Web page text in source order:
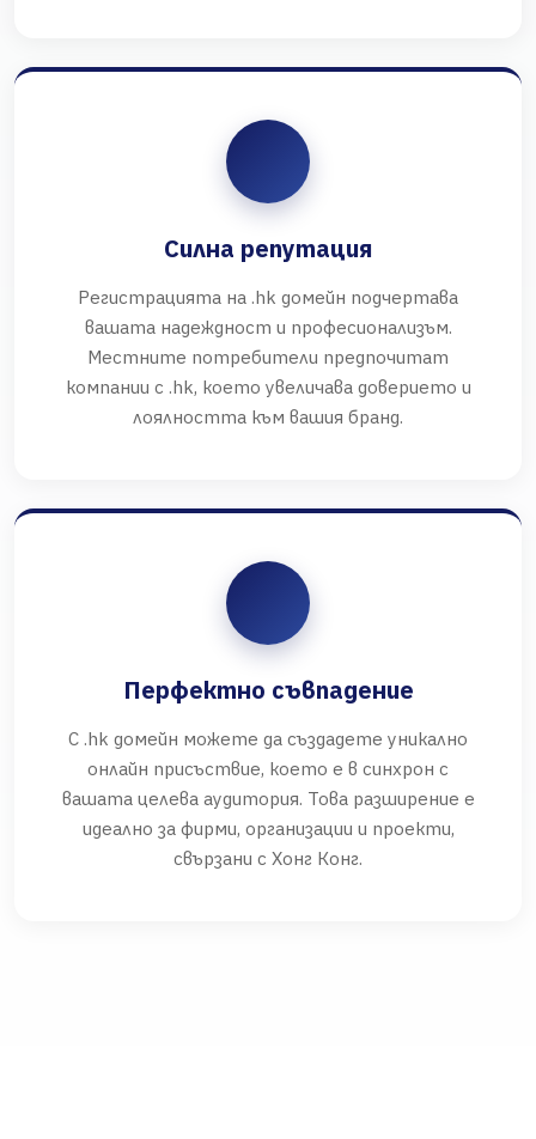
Силна репутация
Регистрацията на .hk домейн подчертава
вашата надеждност и професионализъм.
Местните потребители предпочитат
компании с .hk, което увеличава доверието и
лоялността към вашия бранд.
Перфектно съвпадение
С .hk домейн можете да създадете уникално
онлайн присъствие, което е в синхрон с
вашата целева аудитория. Това разширение е
идеално за фирми, организации и проекти,
свързани с Хонг Конг.